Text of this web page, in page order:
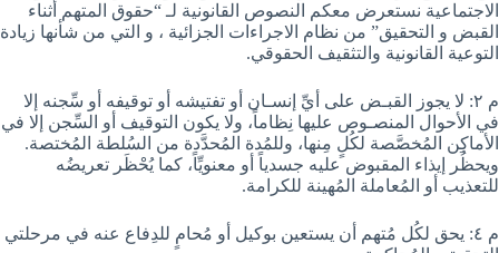
الاجتماعية نستعرض معكم النصوص القانونية لـ “حقوق المتهم أثناء
القبض و التحقيق” من نظام الاجراءات الجزائية ، و التي من شأنها زيادة
التوعية القانونية والتثقيف الحقوقي.
م ٢: لا يجوز القبـض على أيِّ إنسـان أو تفتيشه أو توقيفه أو سِّجنه إلا
في الأحوال المنصـوص عليها نِظاماً، ولا يكون التوقيف أو السِّجن إلا في
الأماكِن المُخصَّصة لكُلٍ مِنها، وللمُدة المُحدَّدة من السُلطة المُختصة.
ويحظُر إيذاء المقبوض عليه جسدياً أو معنويِّاً، كما يُحْظَر تعريضُه
للتعذيب أو المُعاملة المُهينة للكرامة.
م ٤: يحق لكُل مُتهم أن يستعين بوكيل أو مُحامٍ للدِفاع عنه في مرحلتي